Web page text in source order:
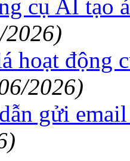
cụ AI tạo
2026)
hoạt động
2026)
gửi